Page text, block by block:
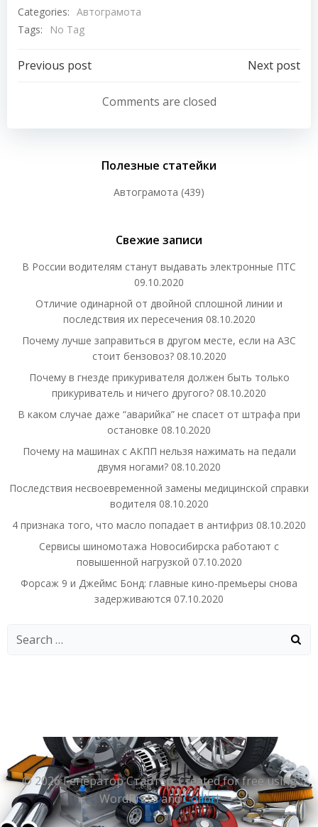
Categories: Автограмота
Tags:
No Tag
Навигация
записям
Previous post
Навигация
по
записям
Next post
Comments are closed
Полезные статейки
Автограмота (439)
Свежие записи
В России водителям станут выдавать электронные ПТС
09.10.2020
Отличие одинарной от двойной сплошной линии и
последствия их пересечения 08.10.2020
Почему лучше заправиться в другом месте, если на АЗС
стоит бензовоз? 08.10.2020
Почему в гнезде прикуривателя должен быть только
прикуриватель и ничего другого? 08.10.2020
В каком случае даже “аварийка” не спасет от штрафа при
остановке 08.10.2020
Почему на машинах с АКПП нельзя нажимать на педали
двумя ногами? 08.10.2020
Последствия несвоевременной замены медицинской справки
водителя 08.10.2020
4 признака того, что масло попадает в антифриз 08.10.2020
Сервисы шиномотажа Новосибирска работают с
повышенной нагрузкой 07.10.2020
Форсаж 9 и Джеймс Бонд: главные кино-премьеры снова
задерживаются 07.10.2020
Search
© 2026 Генератор Стартер. Created for free using
WordPress andColibri